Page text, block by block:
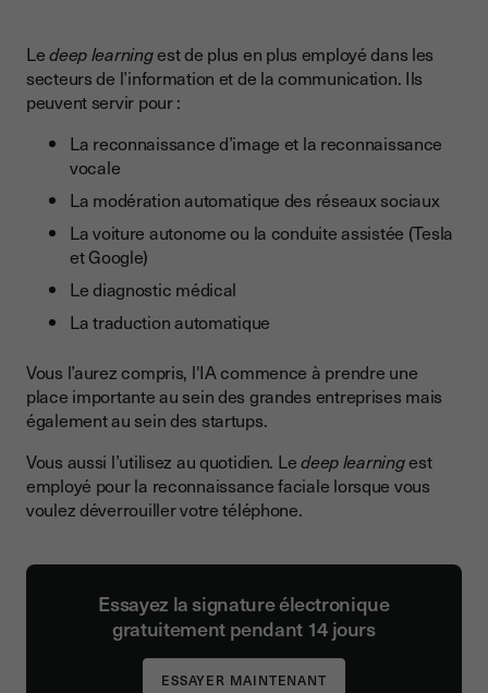
Ledeep learningest de plus en plus employé dans les
secteurs de l’information et de la communication. Ils
peuvent servir pour :
La reconnaissance d’image et la reconnaissance
vocale
La modération automatique des réseaux sociaux
La voiture autonome ou la conduite assistée (Tesla
et Google)
Le diagnostic médical
La traduction automatique
Vous l’aurez compris, l'IA commence à prendre une
place importante au sein des grandes entreprises mais
également au sein des startups.
Vous aussi l’utilisez au quotidien. Ledeep learningest
employé pour la reconnaissance faciale lorsque vous
voulez déverrouiller votre téléphone.
Essayez la signature électronique
gratuitement pendant 14 jours